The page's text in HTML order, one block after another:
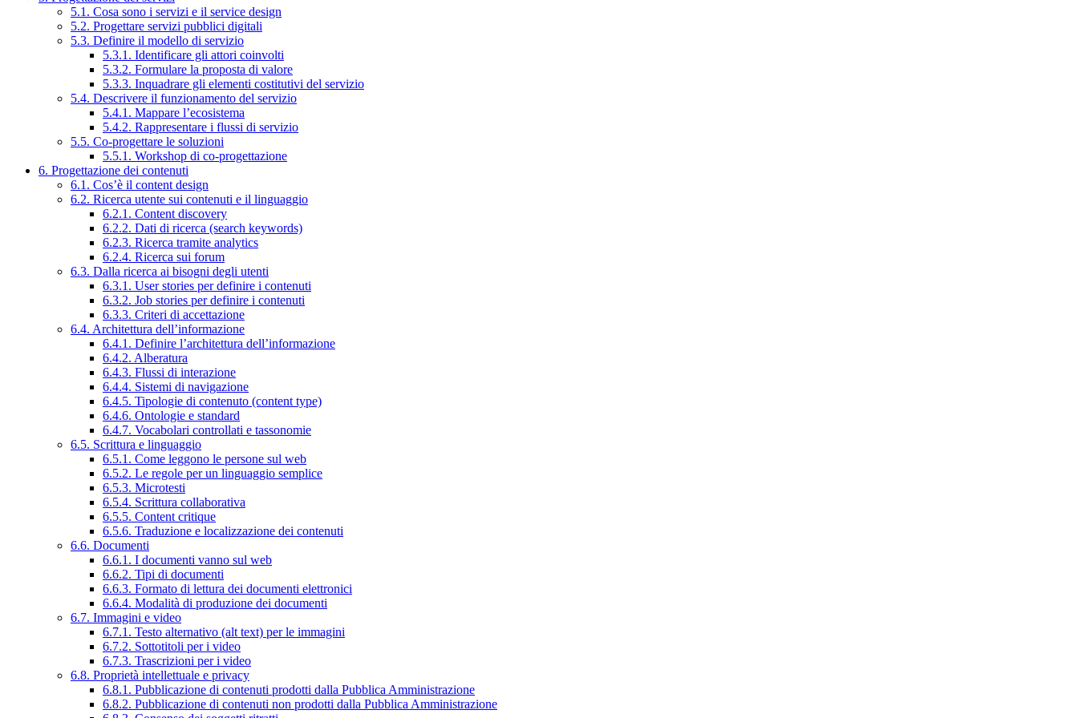
5.1. Cosa sono i servizi e il service design
5.2. Progettare servizi pubblici digitali
5.3. Definire il modello di servizio
5.3.1. Identificare gli attori coinvolti
5.3.2. Formulare la proposta di valore
5.3.3. Inquadrare gli elementi costitutivi del servizio
5.4. Descrivere il funzionamento del servizio
5.4.1. Mappare l’ecosistema
5.4.2. Rappresentare i flussi di servizio
5.5. Co-progettare le soluzioni
5.5.1. Workshop di co-progettazione
6. Progettazione dei contenuti
6.1. Cos’è il content design
6.2. Ricerca utente sui contenuti e il linguaggio
6.2.1. Content discovery
6.2.2. Dati di ricerca (search keywords)
6.2.3. Ricerca tramite analytics
6.2.4. Ricerca sui forum
6.3. Dalla ricerca ai bisogni degli utenti
6.3.1. User stories per definire i contenuti
6.3.2. Job stories per definire i contenuti
6.3.3. Criteri di accettazione
6.4. Architettura dell’informazione
6.4.1. Definire l’architettura dell’informazione
6.4.2. Alberatura
6.4.3. Flussi di interazione
6.4.4. Sistemi di navigazione
6.4.5. Tipologie di contenuto (content type)
6.4.6. Ontologie e standard
6.4.7. Vocabolari controllati e tassonomie
6.5. Scrittura e linguaggio
6.5.1. Come leggono le persone sul web
6.5.2. Le regole per un linguaggio semplice
6.5.3. Microtesti
6.5.4. Scrittura collaborativa
6.5.5. Content critique
6.5.6. Traduzione e localizzazione dei contenuti
6.6. Documenti
6.6.1. I documenti vanno sul web
6.6.2. Tipi di documenti
6.6.3. Formato di lettura dei documenti elettronici
6.6.4. Modalità di produzione dei documenti
6.7. Immagini e video
6.7.1. Testo alternativo (alt text) per le immagini
6.7.2. Sottotitoli per i video
6.7.3. Trascrizioni per i video
6.8. Proprietà intellettuale e privacy
6.8.1. Pubblicazione di contenuti prodotti dalla Pubblica Amministrazione
6.8.2. Pubblicazione di contenuti non prodotti dalla Pubblica Amministrazione